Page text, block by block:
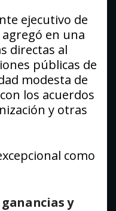
ejecutivo de
en una
directas al
públicas de
modesta de
los acuerdos
y otras
como
y